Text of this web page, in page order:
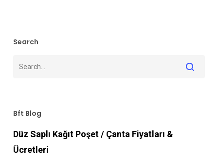
Search
Bft Blog
Düz Saplı Kağıt Poşet / Çanta Fiyatları &
Ücretleri